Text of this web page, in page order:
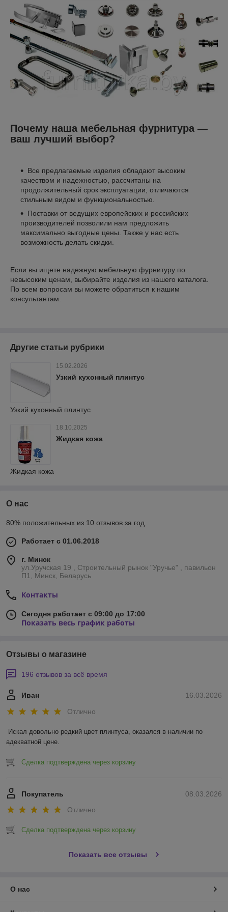
Почему наша мебельная фурнитура —
ваш лучший выбор?
Все предлагаемые изделия обладают высоким
качеством и надежностью, рассчитаны на
продолжительный срок эксплуатации, отличаются
стильным видом и функциональностью.
Поставки от ведущих европейских и российских
производителей позволили нам предложить
максимально выгодные цены. Также у нас есть
возможность делать скидки.
Если вы ищете надежную мебельную фурнитуру по
невысоким ценам, выбирайте изделия из нашего каталога.
По всем вопросам вы можете обратиться к нашим
консультантам.
Другие статьи рубрики
15.02.2026
Узкий кухонный плинтус
Узкий кухонный плинтус
18.10.2025
Жидкая кожа
Жидкая кожа
О нас
80% положительных из 10 отзывов за год
Работает с 01.06.2018
г. Минск
ул.Уручская 19 , Строительный рынок "Уручье" , павильон
П1, Минск, Беларусь
Контакты
Сегодня работает с 09:00 до 17:00
Показать весь график работы
Отзывы о магазине
196 отзывов за всё время
16.03.2026
Иван
Отлично
Искал довольно редкий цвет плинтуса, оказался в наличии по
адекватной цене.
Сделка подтверждена через корзину
08.03.2026
Покупатель
Отлично
Сделка подтверждена через корзину
Показать все отзывы
О нас